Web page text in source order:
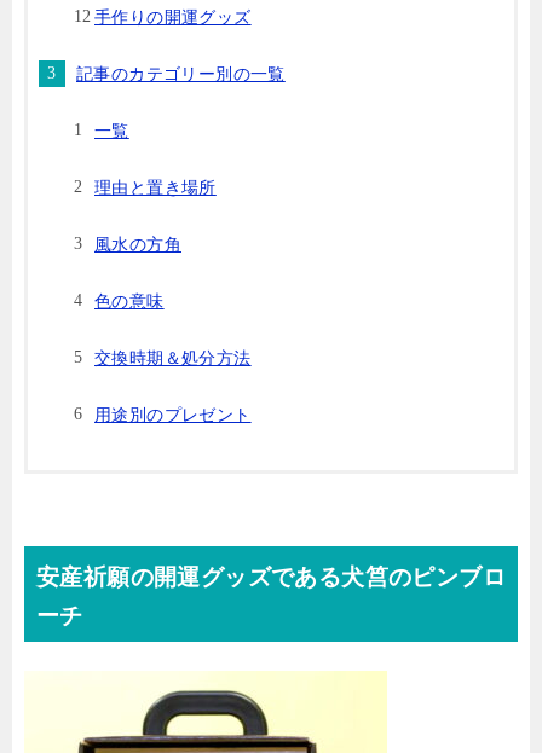
手作りの開運グッズ
記事のカテゴリー別の一覧
一覧
理由と置き場所
風水の方角
色の意味
交換時期＆処分方法
用途別のプレゼント
安産祈願の開運グッズである犬筥のピンブロ
ーチ